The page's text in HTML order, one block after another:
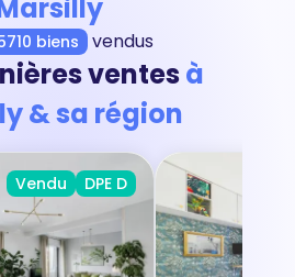
biens vendus
ventesà
& sa région
Vendu DPE D